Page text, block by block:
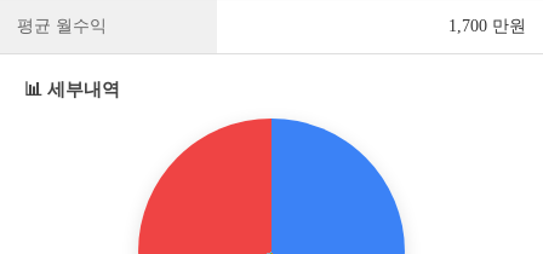
평균 월수익 1,700 만원
📊 세부내역